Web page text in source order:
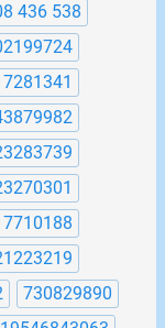
436 538
730829890